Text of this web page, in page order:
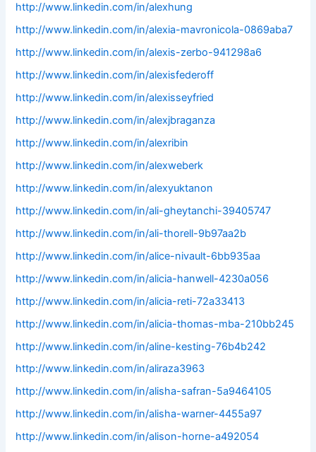
http://www.linkedin.com/in/alexhung
http://www.linkedin.com/in/alexia-mavronicola-0869aba7
http://www.linkedin.com/in/alexis-zerbo-941298a6
http://www.linkedin.com/in/alexisfederoff
http://www.linkedin.com/in/alexisseyfried
http://www.linkedin.com/in/alexjbraganza
http://www.linkedin.com/in/alexribin
http://www.linkedin.com/in/alexweberk
http://www.linkedin.com/in/alexyuktanon
http://www.linkedin.com/in/ali-gheytanchi-39405747
http://www.linkedin.com/in/ali-thorell-9b97aa2b
http://www.linkedin.com/in/alice-nivault-6bb935aa
http://www.linkedin.com/in/alicia-hanwell-4230a056
http://www.linkedin.com/in/alicia-reti-72a33413
http://www.linkedin.com/in/alicia-thomas-mba-210bb245
http://www.linkedin.com/in/aline-kesting-76b4b242
http://www.linkedin.com/in/aliraza3963
http://www.linkedin.com/in/alisha-safran-5a9464105
http://www.linkedin.com/in/alisha-warner-4455a97
http://www.linkedin.com/in/alison-horne-a492054